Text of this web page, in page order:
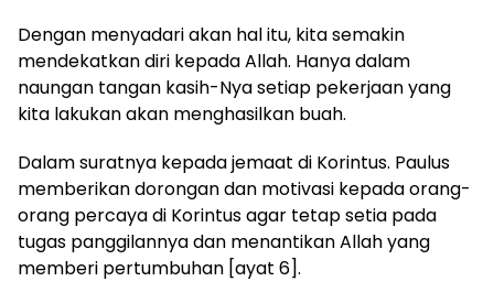
Dengan menyadari akan hal itu, kita semakin
mendekatkan diri kepada Allah. Hanya dalam
naungan tangan kasih-Nya setiap pekerjaan yang
kita lakukan akan menghasilkan buah.
Dalam suratnya kepada jemaat di Korintus. Paulus
memberikan dorongan dan motivasi kepada orang-
orang percaya di Korintus agar tetap setia pada
tugas panggilannya dan menantikan Allah yang
memberi pertumbuhan [ayat 6].